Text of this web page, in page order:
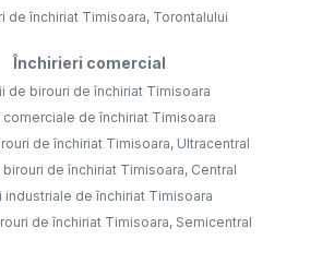
de închiriat Timisoara, Torontalului
Închirieri comercial
de birouri de închiriat Timisoara
comerciale de închiriat Timisoara
de închiriat Timisoara, Ultracentral
de închiriat Timisoara, Central
industriale de închiriat Timisoara
de închiriat Timisoara, Semicentral